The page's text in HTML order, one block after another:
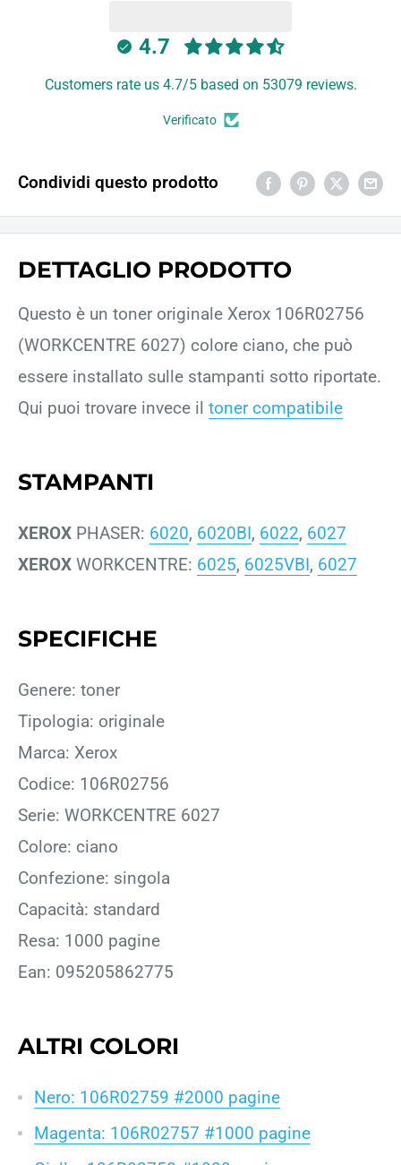
4.7
Customers rate us 4.7/5 based on 53079 reviews.
Verificato
Condividi questo prodotto
DETTAGLIO PRODOTTO
Questo è un toner originale Xerox 106R02756
(WORKCENTRE 6027) colore ciano, che può
essere installato sulle stampanti sotto riportate.
Qui puoi trovare invece il toner compatibile
STAMPANTI
XEROX PHASER: 6020, 6020BI, 6022, 6027
XEROX WORKCENTRE: 6025, 6025VBI, 6027
SPECIFICHE
Genere: toner
Tipologia: originale
Marca: Xerox
Codice: 106R02756
Serie: WORKCENTRE 6027
Colore: ciano
Confezione: singola
Capacità: standard
Resa: 1000 pagine
Ean: 095205862775
ALTRI COLORI
Nero: 106R02759 #2000 pagine
Magenta: 106R02757 #1000 pagine